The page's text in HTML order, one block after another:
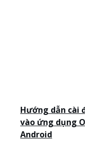
Hướng dẫn cài
vào ứng dụng
Android